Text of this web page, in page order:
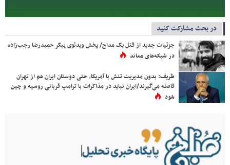
در بحث مشارکت کنید
جزئیات جدید از قتل یک مداح/ پخش ویدئوی پیکر حمیدرضا رجب‌زاده
در شبکه‌های معاند
ظریف: بدون مدیریت تنش با آمریکا، حتی دوستان ایران هم از تهران
فاصله می‌گیرند/ایران نباید در مذاکرات با ترامپ قربانی روسیه و چین
شود